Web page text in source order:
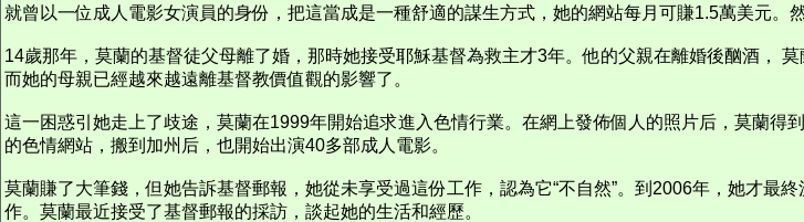
就曾以一位成人電影女演員的身份，把這當成是一種舒適的謀生方式，她的網站每月可賺1.5萬美元。
14歲那年，莫蘭的基督徒父母離了婚，那時她接受耶穌基督為救主才3年。他的父親在離婚後酗酒，
而她的母親已經越來越遠離基督教價值觀的影響了。
這一困惑引她走上了歧途，莫蘭在1999年開始追求進入色情行業。在網上發佈個人的照片后，莫蘭
的色情網站，搬到加州后，也開始出演40多部成人電影。
莫蘭賺了大筆錢，但她告訴基督郵報，她從未享受過這份工作，認為它“不自然”。到2006年，她才最
作。莫蘭最近接受了基督郵報的採訪，談起她的生活和經歷。